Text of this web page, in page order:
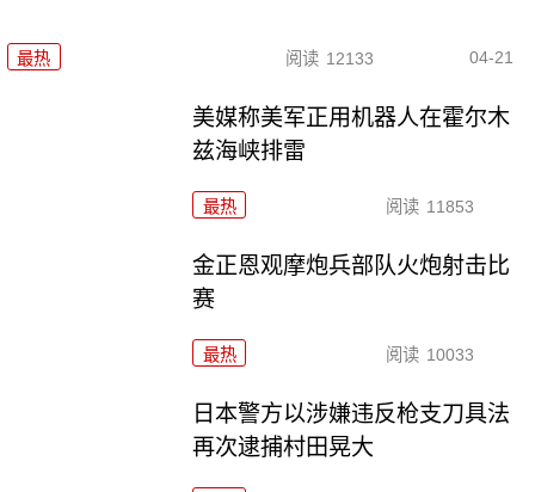
最热 阅读 12133 04-21
美媒称美军正用机器人在霍尔木
兹海峡排雷
最热 阅读 11853
金正恩观摩炮兵部队火炮射击比
赛
最热 阅读 10033
日本警方以涉嫌违反枪支刀具法
再次逮捕村田晃大